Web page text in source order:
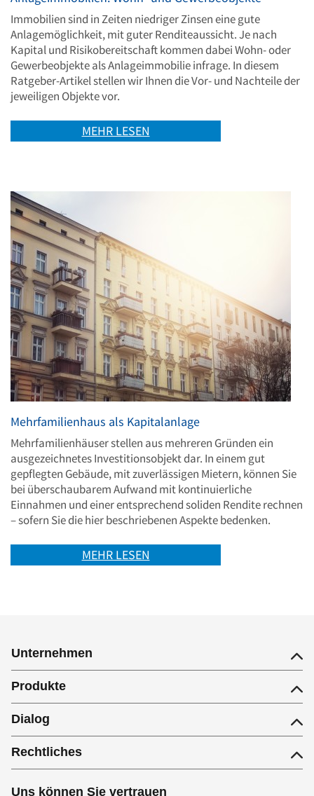
Immobilien sind in Zeiten niedriger Zinsen eine gute
Anlagemöglichkeit, mit guter Renditeaussicht. Je nach
Kapital und Risikobereitschaft kommen dabei Wohn- oder
Gewerbeobjekte als Anlageimmobilie infrage. In diesem
Ratgeber-Artikel stellen wir Ihnen die Vor- und Nachteile der
jeweiligen Objekte vor.
MEHR LESEN
Mehrfamilienhaus als Kapitalanlage
Mehrfamilienhäuser stellen aus mehreren Gründen ein
ausgezeichnetes Investitionsobjekt dar. In einem gut
gepflegten Gebäude, mit zuverlässigen Mietern, können Sie
bei überschaubarem Aufwand mit kontinuierliche
Einnahmen und einer entsprechend soliden Rendite rechnen
– sofern Sie die hier beschriebenen Aspekte bedenken.
MEHR LESEN
Unternehmen
Produkte
Dialog
Rechtliches
Uns können Sie vertrauen